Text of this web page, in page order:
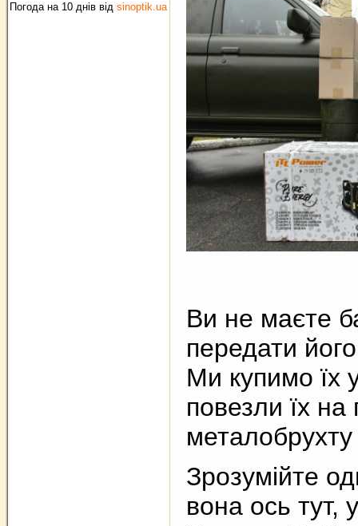
Погода на 10 днів від sinoptik.ua
Ви не маєте
передати
Ми купимо їх
повезли їх
металобрухту
Зрозумійте
вона ось тут,